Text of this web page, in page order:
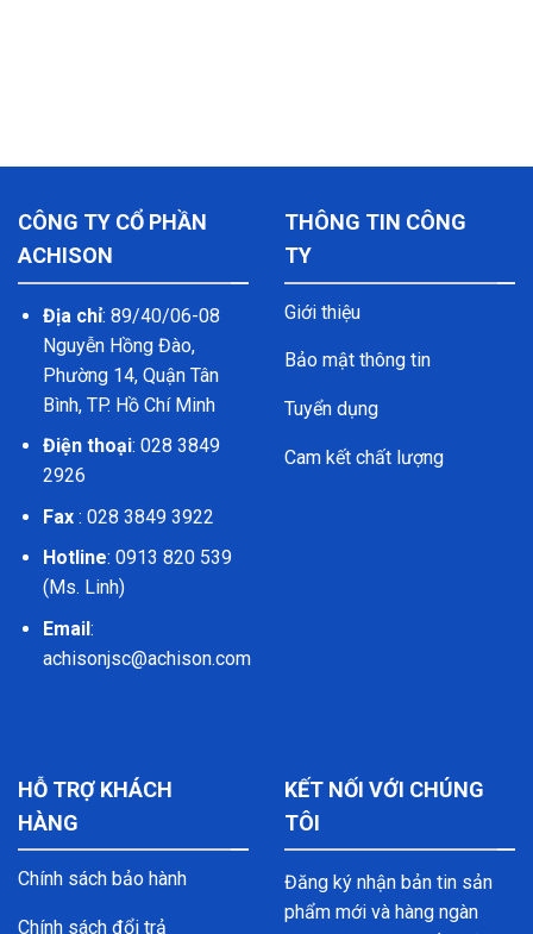
CÔNG TY CỔ PHẦN
ACHISON
Địa chỉ: 89/40/06-08
Nguyễn Hồng Đào,
Phường 14, Quận Tân
Bình, TP. Hồ Chí Minh
Điện thoại: 028 3849
2926
Fax: 028 3849 3922
Hotline: 0913 820 539
(Ms. Linh)
Email:
achisonjsc@achison.com
THÔNG TIN CÔNG
TY
Giới thiệu
Bảo mật thông tin
Tuyển dụng
Cam kết chất lượng
HỖ TRỢ KHÁCH
HÀNG
Chính sách bảo hành
Chính sách đổi trả
KẾT NỐI VỚI CHÚNG
TÔI
Đăng ký nhận bản tin sản
phẩm mới và hàng ngàn